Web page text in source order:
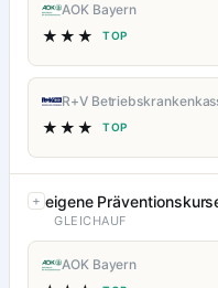
AOK Bayern
★★★ TOP
R+V
★★★ TOP
eigene
GLEICHAUF
AOK Bayern